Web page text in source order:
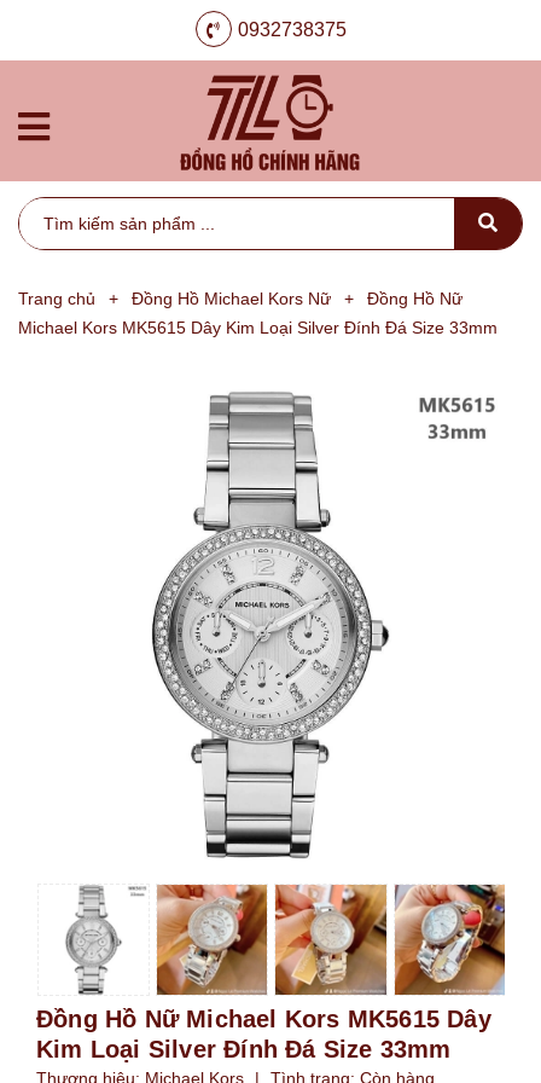
0932738375
Trang chủ + Đồng Hồ Michael Kors Nữ +
Đồng Hồ Nữ
Michael Kors MK5615 Dây Kim Loại Silver Đính Đá Size 33mm
Đồng Hồ Nữ Michael Kors MK5615 Dây
Kim Loại Silver Đính Đá Size 33mm
Thương hiệu: Michael Kors | Tình trạng: Còn hàng